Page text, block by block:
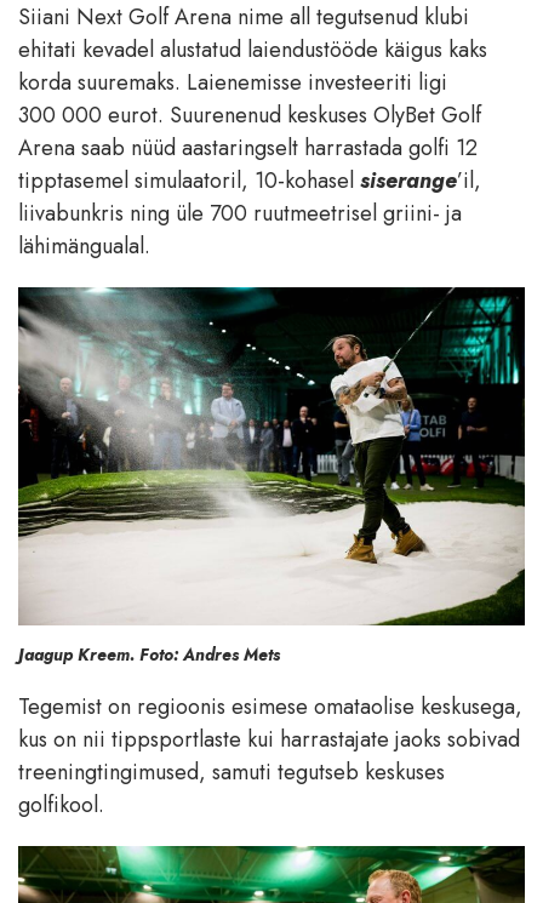
Siiani Next Golf Arena nime all tegutsenud klubi
ehitati kevadel alustatud laiendustööde käigus kaks
korda suuremaks. Laienemisse investeeriti ligi
300 000 eurot. Suurenenud keskuses OlyBet Golf
Arena saab nüüd aastaringselt harrastada golfi 12
tipptasemel simulaatoril, 10-kohaselsiserange’il,
liivabunkris ning üle 700 ruutmeetrisel griini- ja
lähimängualal.
Jaagup Kreem. Foto: Andres Mets
Tegemist on regioonis esimese omataolise keskusega,
kus on nii tippsportlaste kui harrastajate jaoks sobivad
treeningtingimused, samuti tegutseb keskuses
golfikool.